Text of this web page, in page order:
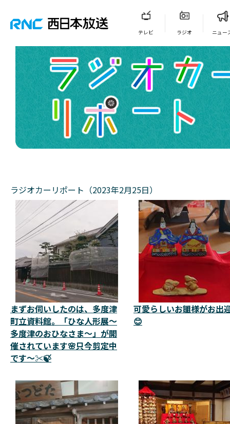
テレビ ラジオ ニュー
ラジオカーリポート（2023年2月25日）
まずお伺いしたのは、多度津
町立資料館。「ひな人形展～
多度津のおひなさま～」が開
催されています🌸只今剪定中
です～✂️🍃
可愛らしいお雛様がお出
😊